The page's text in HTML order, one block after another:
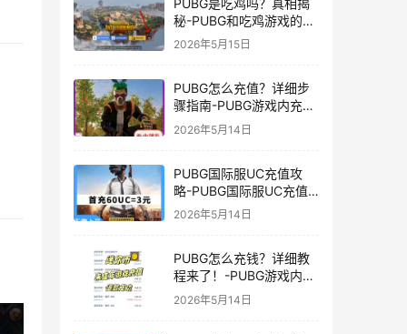
秘-PUBG和吃鸡游戏的区
别与联系
2026年5月15日
PUBG怎么充值？详细步
骤指南-PUBG游戏内充值
方法及常见问题解答
2026年5月14日
PUBG国际服UC充值攻
略-PUBG国际服UC充值
方法及注意事项
2026年5月14日
PUBG怎么充钱？详细教
程来了！-PUBG游戏内购
买充值方法及注意事项
2026年5月14日